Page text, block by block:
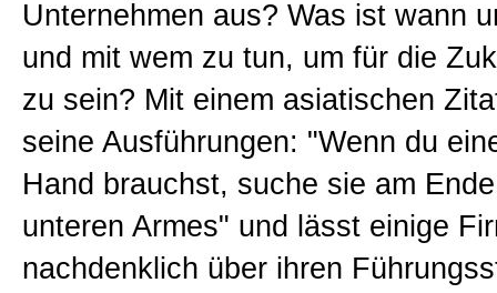
Unternehmen aus? Was ist wann
und mit wem zu tun, um für die
zu sein? Mit einem asiatischen
seine Ausführungen: "Wenn du
Hand brauchst, suche sie am
unteren Armes" und lässt einige
nachdenklich über ihren